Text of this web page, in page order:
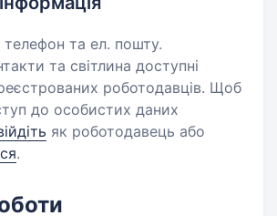
та ел. пошту.
та світлина доступні
роботодавців. Щоб
до особистих даних
як роботодавець або
.